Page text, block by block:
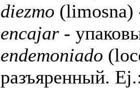
diezmo (limosna)
encajar -
endemoniado
разъяренный.